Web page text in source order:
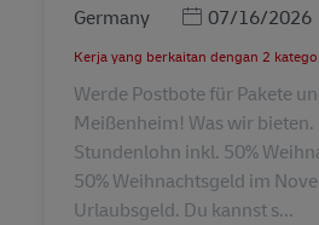
Germany
Posted Date
07/16/2026
Kerja yang berkaitan dengan 2
Werde Postbote für Pakete
Meißenheim! Was wir
Stundenlohn inkl. 50%
50% Weihnachtsgeld im
Urlaubsgeld. Du kannst s...